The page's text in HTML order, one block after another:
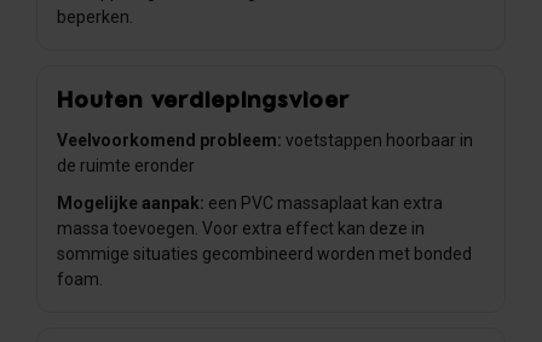
beperken.
Houten verdiepingsvloer
Veelvoorkomend probleem: voetstappen hoorbaar in
de ruimte eronder
Mogelijke aanpak: een PVC massaplaat kan extra
massa toevoegen. Voor extra effect kan deze in
sommige situaties gecombineerd worden met bonded
foam.